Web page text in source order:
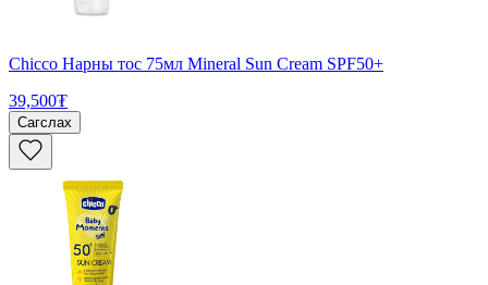
Chicco Нарны тос 75мл Mineral Sun Cream SPF50+
39,500₮
Сагслах